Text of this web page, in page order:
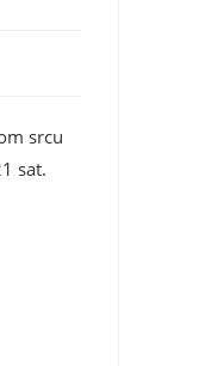
srcu
sat.